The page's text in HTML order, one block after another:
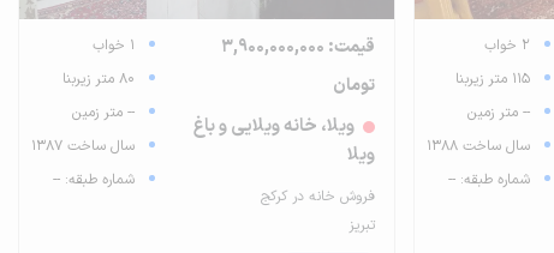
2 خواب
115 متر زیربنا
-- متر زمین
سال ساخت 1388
شماره طبقه: --
قیمت: 3,900,000,000
تومان
ویلا، خانه ویلایی و باغ
ویلا
فروش خانه در کرکج
تبریز
1 خواب
80 متر زیربنا
-- متر زمین
سال ساخت 1387
شماره طبقه: --